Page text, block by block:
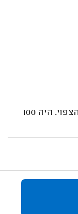
אני מרוצה מאוד מהעבודה של הנגר. הארון נבנה בצורה מקצועית, והוא עמד בזמנים ואף סיים מהר מהצפוי. היה 100